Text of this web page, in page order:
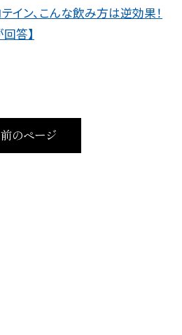
イン、こんな飲み方は逆効果！
答】
のページ